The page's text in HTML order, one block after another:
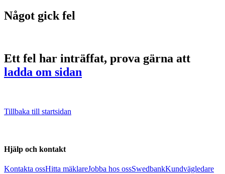
Något gick fel
Ett fel har inträffat, prova gärna att
ladda om sidan
Tillbaka till startsidan
Hjälp och kontakt
Kontakta ossHitta mäklareJobba hos ossSwedbankKundvägledare